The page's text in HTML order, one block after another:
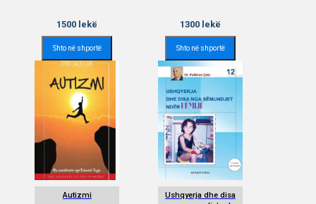
1500 lekë
Shto në shportë
1300 lekë
Shto në shportë
Autizmi
Ushqyerja dhe disa